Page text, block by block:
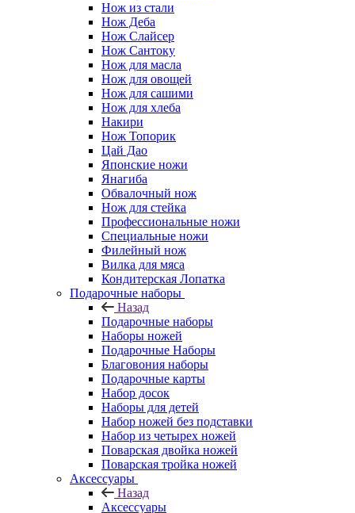
Нож из стали
Нож Деба
Нож Слайсер
Нож Сантоку
Нож для масла
Нож для овощей
Нож для сашими
Нож для хлеба
Накири
Нож Топорик
Цай Дао
Японские ножи
Янагиба
Обвалочный нож
Нож для стейка
Профессиональные ножи
Специальные ножи
Филейный нож
Вилка для мяса
Кондитерская Лопатка
Подарочные наборы
Назад
Подарочные наборы
Наборы ножей
Подарочные Наборы
Благовония наборы
Подарочные карты
Набор досок
Наборы для детей
Набор ножей без подставки
Набор из четырех ножей
Поварская двойка ножей
Поварская тройка ножей
Аксессуары
Назад
Аксессуары